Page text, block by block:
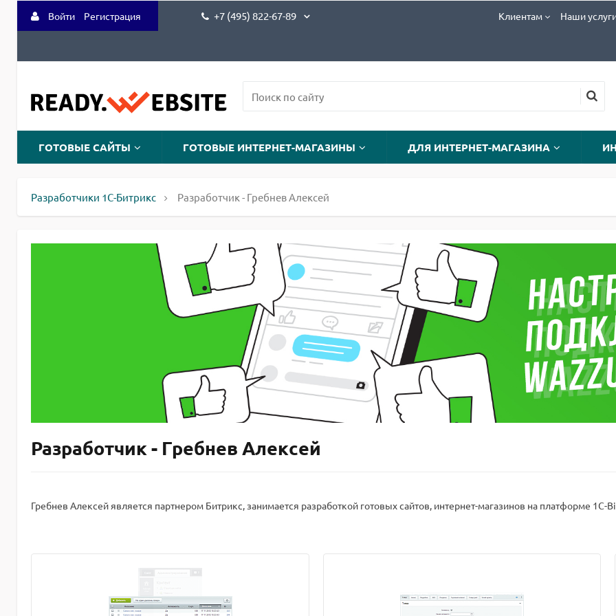
Войти Регистрация +7 (495) 822-67-89 Клиентам Наши
ГОТОВЫЕ САЙТЫ ГОТОВЫЕ ИНТЕРНЕТ-МАГАЗИНЫ ДЛЯ ИНТЕРНЕТ-МАГАЗИНА
Разработчики 1С-Битрикс Разработчик - Гребнев Алексей
Разработчик - Гребнев Алексей
Гребнев Алексей является партнером Битрикс, занимается разработкой готовых сайтов, интернет-магазинов на платформе 1C-